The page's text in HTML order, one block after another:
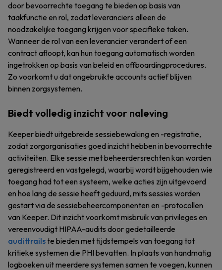
door bevoorrechte toegang te bieden op basis van
taakfunctie en rol, zodat leveranciers alleen de
noodzakelijke toegang krijgen voor specifieke taken.
Wanneer de rol van een leverancier verandert of een
contract afloopt, kan hun toegang automatisch worden
ingetrokken op basis van beleid en offboardingprocedures.
Zo voorkomt u dat ongebruikte accounts actief blijven
binnen zorgsystemen.
Biedt volledig inzicht voor naleving
Keeper biedt uitgebreide sessiebewaking en -registratie,
zodat zorgorganisaties goed inzicht hebben in bevoorrechte
activiteiten. Elke sessie met beheerdersrechten kan worden
geregistreerd en vastgelegd, waarbij wordt bijgehouden wie
toegang had tot een systeem, welke acties zijn uitgevoerd
en hoe lang de sessie heeft geduurd, mits sessies worden
gestart via de sessiebeheercomponenten en -protocollen
van Keeper. Dit inzicht voorkomt misbruik van privileges en
vereenvoudigt HIPAA-audits door gedetailleerde
audittrailste bieden met tijdstempels van toegang tot
kritieke systemen die PHI bevatten. In plaats van handmatig
logboeken uit meerdere systemen samen te voegen, kunnen